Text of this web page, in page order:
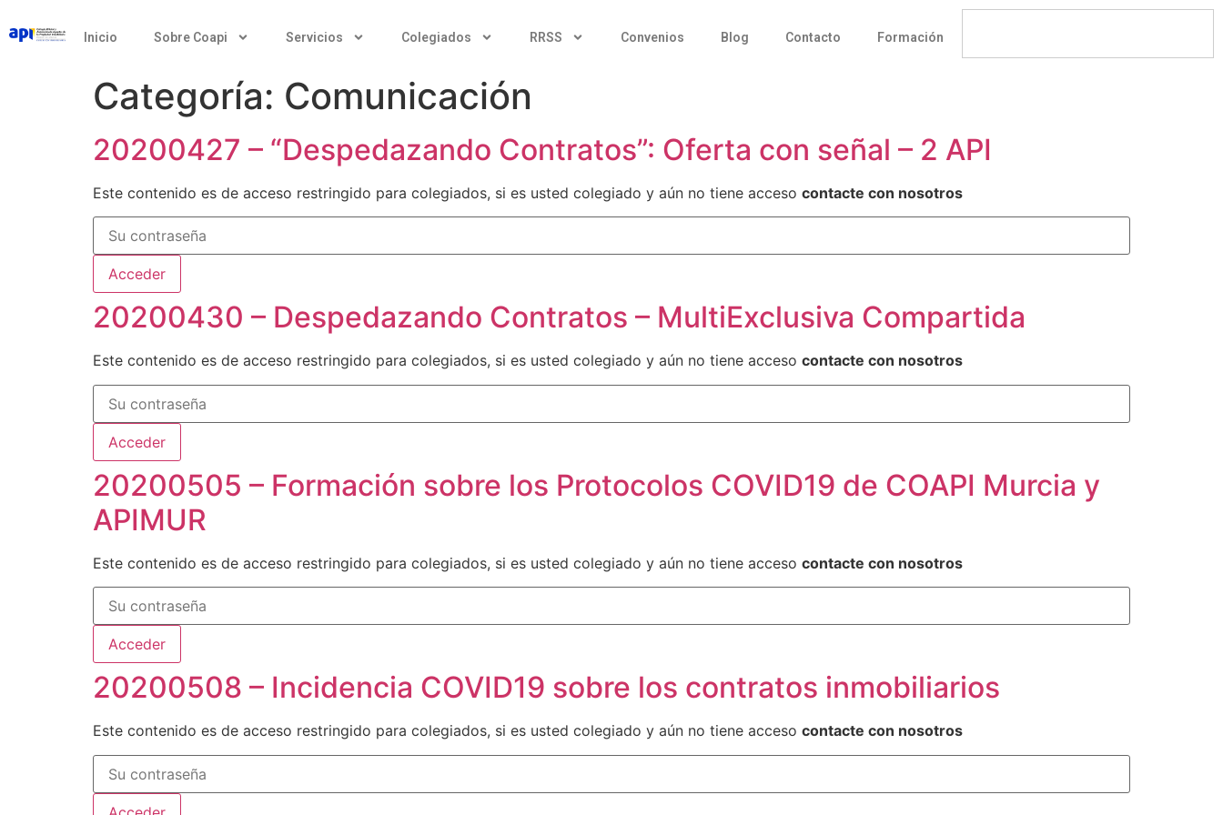
Inicio Sobre Coapi Servicios Colegiados RRSS Convenios Blog Contacto Formación
Categoría: Comunicación
20200427 – “Despedazando Contratos”: Oferta con señal – 2 API
Este contenido es de acceso restringido para colegiados, si es usted colegiado y aún no tiene acceso contacte con nosotros
20200430 – Despedazando Contratos – MultiExclusiva Compartida
Este contenido es de acceso restringido para colegiados, si es usted colegiado y aún no tiene acceso contacte con nosotros
20200505 – Formación sobre los Protocolos COVID19 de COAPI Murcia y
APIMUR
Este contenido es de acceso restringido para colegiados, si es usted colegiado y aún no tiene acceso contacte con nosotros
20200508 – Incidencia COVID19 sobre los contratos inmobiliarios
Este contenido es de acceso restringido para colegiados, si es usted colegiado y aún no tiene acceso contacte con nosotros